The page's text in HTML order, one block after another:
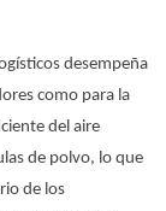
desempeña
como para la
del aire
de polvo, lo que
de los